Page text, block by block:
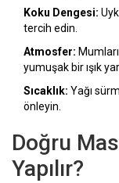
Koku Dengesi:
tercih edin.
Atmosfer:
yumuşak bir ışık
Sıcaklık: Yağı
önleyin.
Doğru
Yapılır?